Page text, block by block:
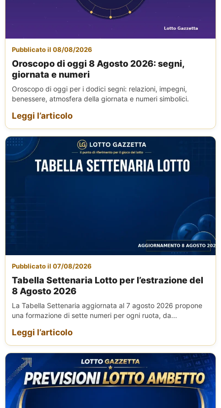
Pubblicato il 08/08/2026
Oroscopo di oggi 8 Agosto 2026: segni,
giornata e numeri
Oroscopo di oggi per i dodici segni: relazioni, impegni,
benessere, atmosfera della giornata e numeri simbolici.
Leggi l’articolo
Pubblicato il 07/08/2026
Tabella Settenaria Lotto per l’estrazione del
8 Agosto 2026
La Tabella Settenaria aggiornata al 7 agosto 2026 propone
una formazione di sette numeri per ogni ruota, da...
Leggi l’articolo